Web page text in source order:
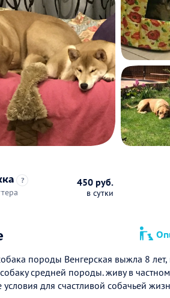
? 450 руб.
в сутки
породы Венгерская выжла 8
собаку средней породы. живу в
условия для счастливой собачьей